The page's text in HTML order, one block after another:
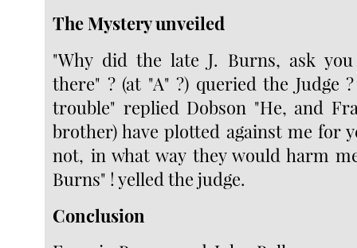
The Mystery unveiled
"Why did the late J. Burns, ask
there" ? (at "A" ?) queried the Judge
trouble" replied Dobson "He, and
brother) have plotted against me for
not, in what way they would harm
Burns" ! yelled the judge.
Conclusion